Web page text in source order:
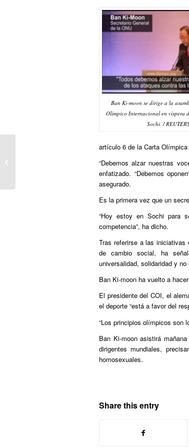
Ban Ki-moon se dirige a la
Olímpico Internacional en víspera
Sochi. /
artículo 6 de la Carta
“Debemos alzar nuestras
enfatizado. “Debemos
asegurado.
Es la primera vez que un
“Hoy estoy en Sochi para
competencia”, ha dicho.
Tras referirse a las iniciativas
de cambio social, ha
universalidad, solidaridad y no
Ban Ki-moon ha vuelto a
El presidente del COI, el
el deporte “está a favor del
“Los principios olímpicos son
Ban Ki-moon asistirá
dirigentes mundiales,
homosexuales.
Share this entry
EL CORREO: Google declara la
guerra a la homofobia olímpica de